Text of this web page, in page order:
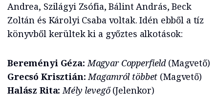
Andrea, Szilágyi Zsófia, Bálint András, Beck
Zoltán és Károlyi Csaba voltak. Idén ebből a tíz
könyvből kerültek ki a győztes alkotások:
Bereményi Géza: Magyar Copperfield (Magvető)
Grecsó Krisztián: Magamról többet (Magvető)
Halász Rita: Mély levegő(Jelenkor)